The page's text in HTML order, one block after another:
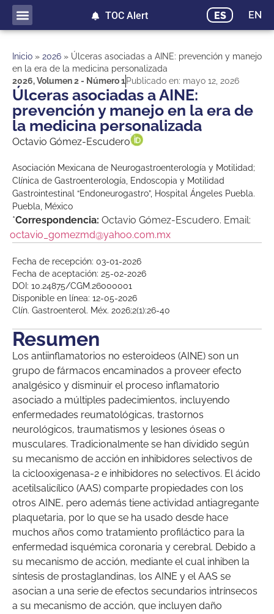
ES EN
TOC Alert
Inicio » 2026 » Úlceras asociadas a AINE: prevención y manejo
en la era de la medicina personalizada
2026,Volumen 2 - Número 1Publicado en: mayo 12, 2026
Úlceras asociadas a AINE:
prevención y manejo en la era de
la medicina personalizada
Octavio Gómez-Escudero
Asociación Mexicana de Neurogastroenterología y Motilidad;
Clínica de Gastroenterología, Endoscopia y Motilidad
Gastrointestinal “Endoneurogastro”, Hospital Ángeles Puebla.
Puebla, México
*Correspondencia: Octavio Gómez-Escudero. Email:
octavio_gomezmd@yahoo.com.mx
Fecha de recepción: 03-01-2026
Fecha de aceptación: 25-02-2026
DOI: 10.24875/CGM.26000001
Disponible en línea: 12-05-2026
Clín. Gastroenterol. Méx. 2026;2(1):26-40
Resumen
Los antiinflamatorios no esteroideos (AINE) son un
grupo de fármacos encaminados a proveer efecto
analgésico y disminuir el proceso inflamatorio
asociado a múltiples padecimientos, incluyendo
enfermedades reumatológicas, trastornos
neurológicos, traumatismos y lesiones óseas o
musculares. Tradicionalmente se han dividido según
su mecanismo de acción en inhibidores selectivos de
la ciclooxigenasa-2 e inhibidores no selectivos. El ácido
acetilsalicílico (AAS) comparte propiedades con los
otros AINE, pero además tiene actividad antiagregante
plaquetaria, por lo que se ha usado desde hace
muchos años como tratamiento profiláctico para la
enfermedad isquémica coronaria y cerebral. Debido a
su mecanismo de acción, mediante el cual inhiben la
síntesis de prostaglandinas, los AINE y el AAS se
asocian a una serie de efectos secundarios intrínsecos
a su mecanismo de acción, que incluyen daño